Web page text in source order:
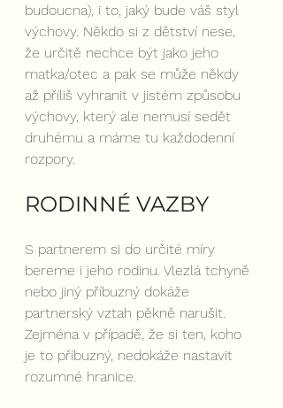
budoucna), i to, jaký bude váš styl
výchovy. Někdo si z dětství nese,
že určitě nechce být jako jeho
matka/otec a pak se může někdy
až příliš vyhranit v jistém způsobu
výchovy, který ale nemusí sedět
druhému a máme tu každodenní
rozpory.
RODINNÉ VAZBY
S partnerem si do určité míry
bereme i jeho rodinu. Vlezlá tchyně
nebo jiný příbuzný dokáže
partnerský vztah pěkně narušit.
Zejména v případě, že si ten, koho
je to příbuzný, nedokáže nastavit
rozumné hranice.